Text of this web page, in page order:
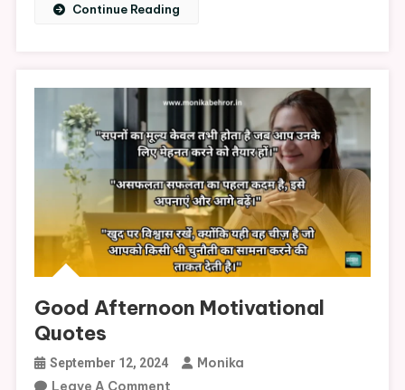
Continue Reading
Good Afternoon Motivational
Quotes
September 12, 2024
Monika
Leave A CommentOn